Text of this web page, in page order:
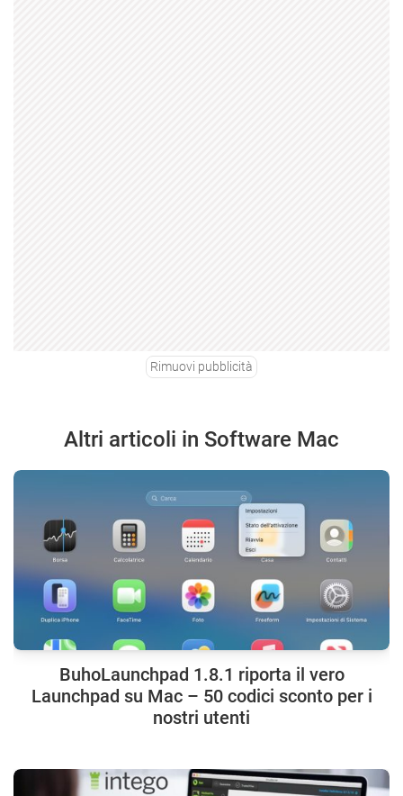
Rimuovi pubblicità
Altri articoli in Software Mac
BuhoLaunchpad 1.8.1 riporta il vero
Launchpad su Mac – 50 codici sconto per i
nostri utenti